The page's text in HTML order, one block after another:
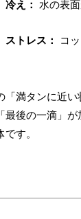
冷え： 水の表
ストレス： コ
「満タンに近
最後の一滴」
です。